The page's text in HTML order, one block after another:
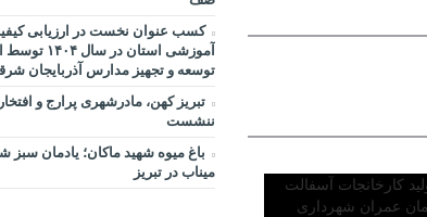
رفع
دنبال می‌شود
9:20
از پشت باجه تا خدمات
بدون صف
11:27
جایگاه استراتژیک روابط عمومی
کسب عنوان نخست در ارزیابی
آموزشی استان
توسعه و تجهیز مدارس آذربایجان
تبریز کهن، مادرشهری پرارج و
ننشست
باغ میوه شهید ماکان؛ یادمان سبز
میناب در تبریز